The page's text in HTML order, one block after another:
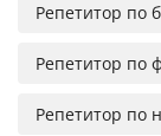
Репетитор по
Репетитор по
Репетитор по